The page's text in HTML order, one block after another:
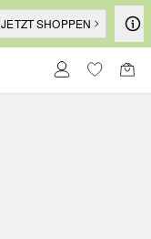
JETZT SHOPPEN